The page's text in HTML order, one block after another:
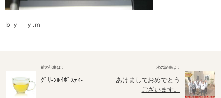
ｂｙ ｙ.ｍ
ｸﾞﾘ-ﾝﾙｲﾎﾞｽﾃｨ-
あけましておめでとう
ございます。